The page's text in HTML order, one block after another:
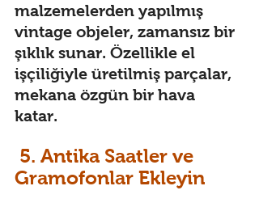
malzemelerden yapılmış
vintage objeler, zamansız bir
şıklık sunar. Özellikle el
işçiliğiyle üretilmiş parçalar,
mekana özgün bir hava
katar.
Gramofonlar Ekleyin